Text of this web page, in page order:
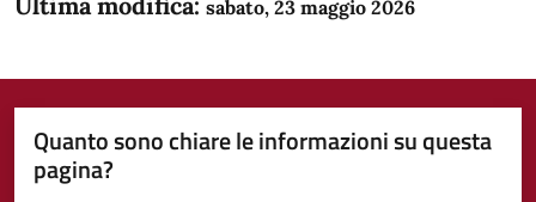
sabato, 23 maggio 2026
Quanto sono chiare le informazioni su questa
pagina?